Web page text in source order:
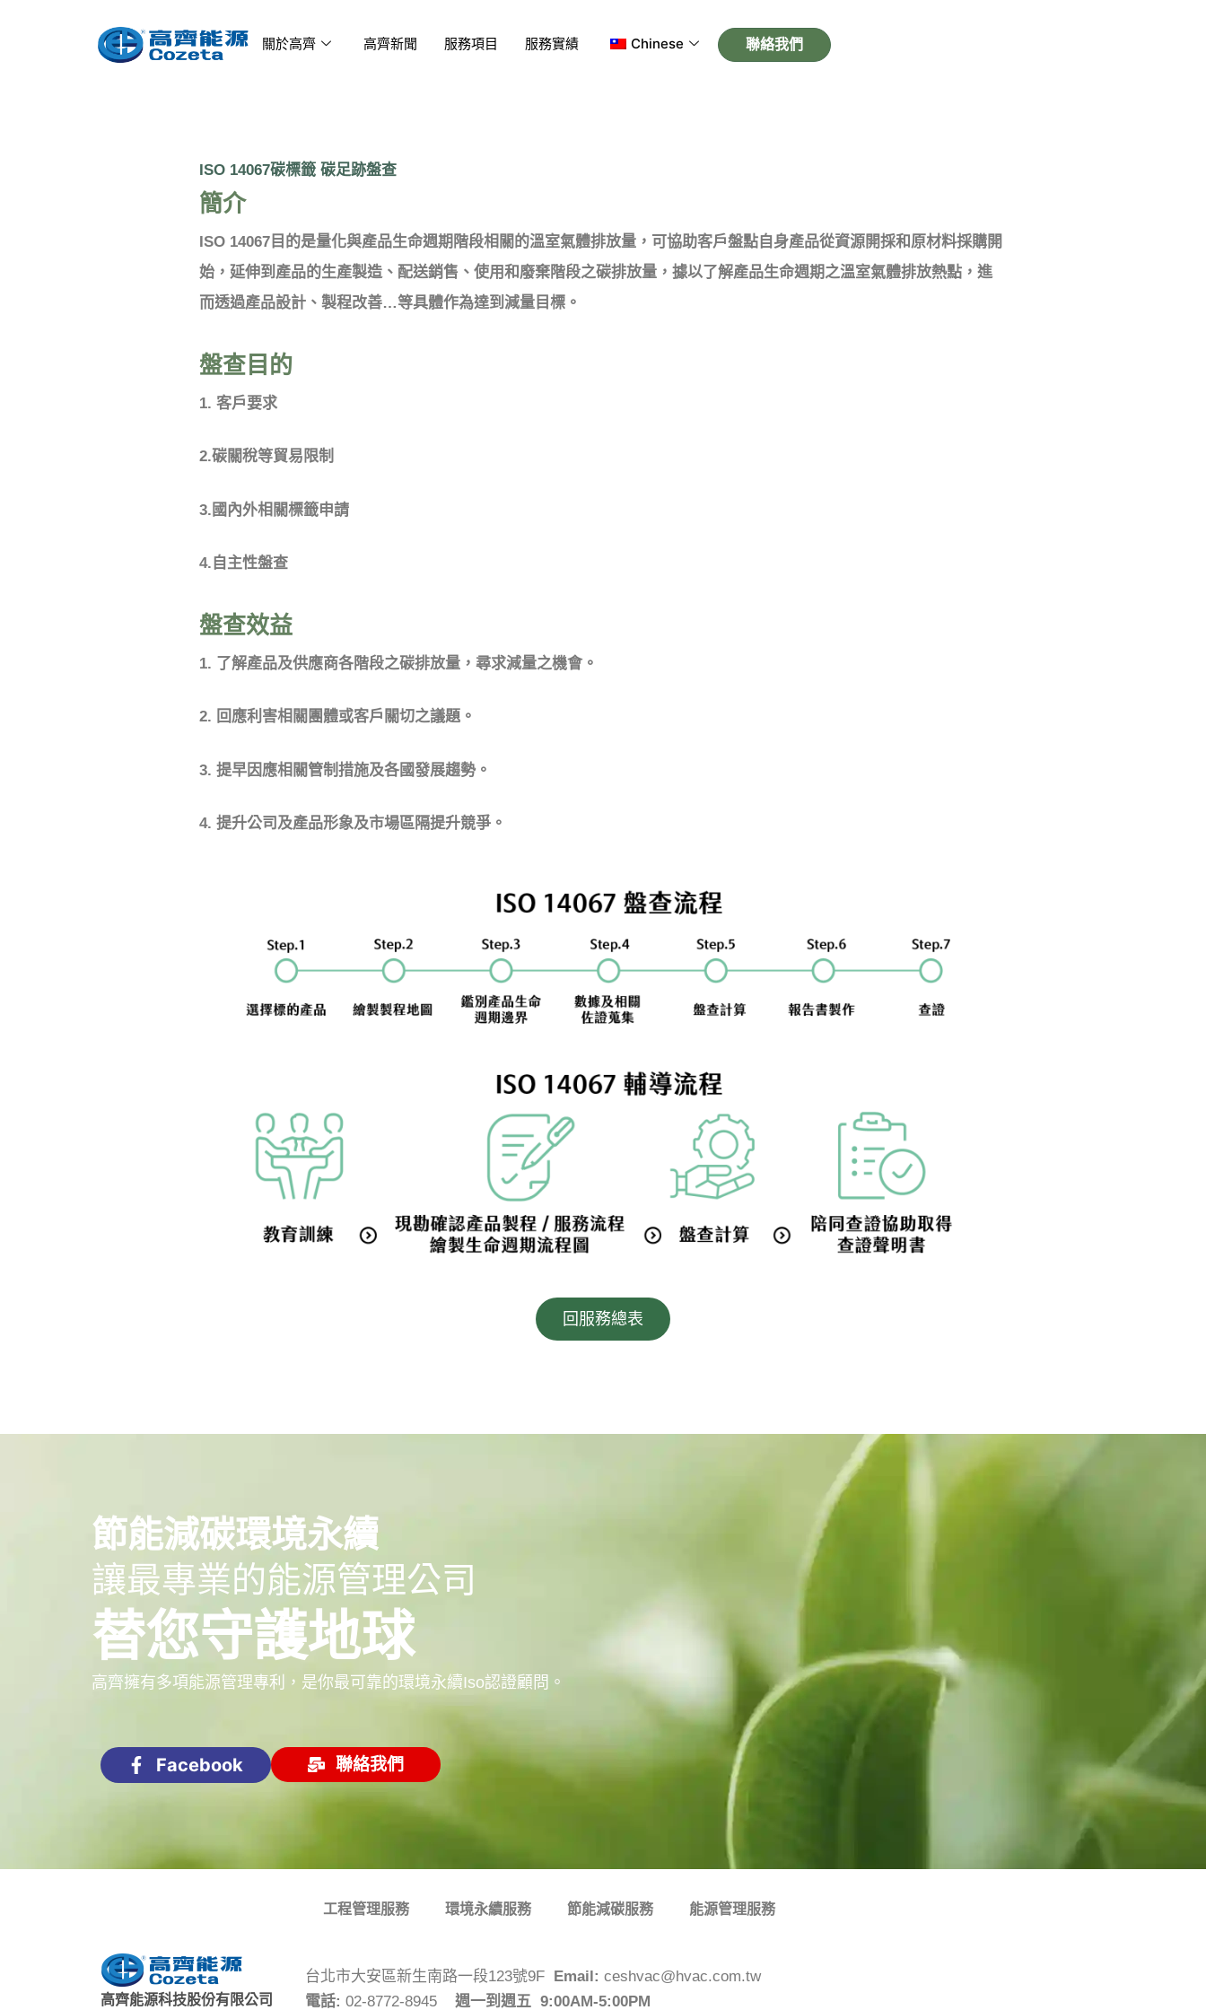
關於高齊 高齊新聞 服務項目 服務實績 Chinese 聯絡我們
ISO 14067碳標籤 碳足跡盤查
簡介
ISO 14067目的是量化與產品生命週期階段相關的溫室氣體排放量，可協助客戶盤點自身產品從資源開採和原材料採購開
始，延伸到產品的生產製造、配送銷售、使用和廢棄階段之碳排放量，據以了解產品生命週期之溫室氣體排放熱點，進
而透過產品設計、製程改善…等具體作為達到減量目標。
盤查目的
1. 客戶要求
2.碳關稅等貿易限制
3. 國內外相關標籤申請
4. 自主性盤查
盤查效益
1. 了解產品及供應商各階段之碳排放量，尋求減量之機會。
2. 回應利害相關團體或客戶關切之議題。
3. 提早因應相關管制措施及各國發展趨勢。
4. 提升公司及產品形象及市場區隔提升競爭。
回服務總表
節能減碳環境永續
讓最專業的能源管理公司
替您守護地球
高齊擁有多項能源管理專利，是你最可靠的環境永續Iso認證顧問。
Facebook 聯絡我們
高齊能源科技股份有限公司
工程管理服務 環境永續服務 節能減碳服務 能源管理服務
台北市大安區新生南路一段123號9F Email: ceshvac@hvac.com.tw
電話: 02-8772-8945 週一到週五 9:00AM-5:00PM